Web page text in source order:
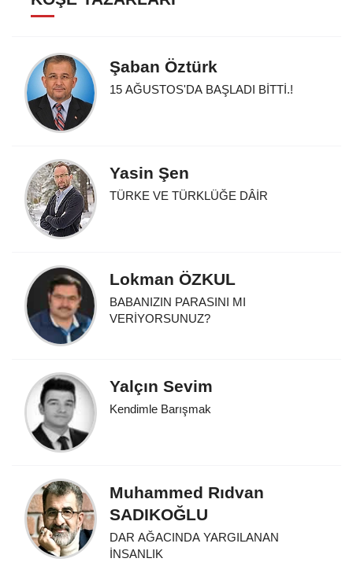
Şaban Öztürk
15 AĞUSTOS'DA BAŞLADI BİTTİ.!
Yasin Şen
TÜRKE VE TÜRKLÜĞE DÂİR
Lokman ÖZKUL
BABANIZIN PARASINI MI
VERİYORSUNUZ?
Yalçın Sevim
Kendimle Barışmak
Muhammed Rıdvan
SADIKOĞLU
DAR AĞACINDA YARGILANAN
İNSANLIK